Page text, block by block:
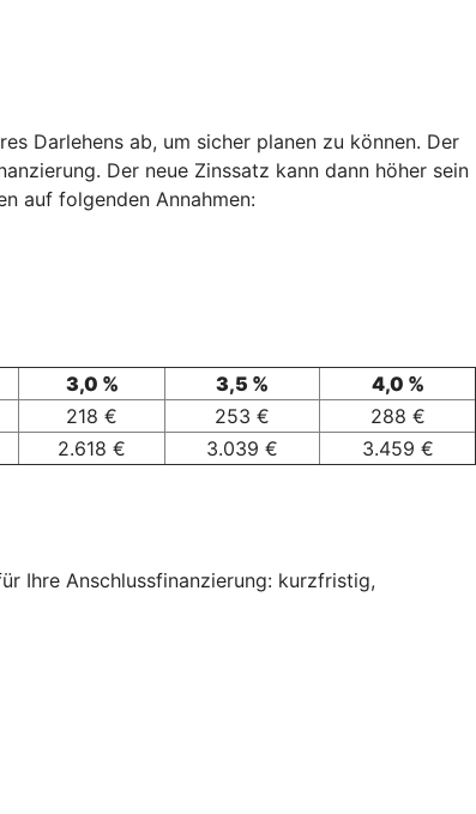
Darlehens ab, um sicher planen zu können. Der
Der neue Zinssatz kann dann höher sein
auf folgenden Annahmen:
3,0 % 3,5 %
4,0 %
218 € 253 €
288 €
2.618 € 3.039 €
3.459 €
Ihre Anschlussfinanzierung: kurzfristig,